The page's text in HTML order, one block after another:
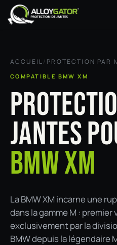
Se rendre au contenu
ACCUEIL/ PROTECTION PAR
COMPATIBLE BMW XM
JANTES
BMW XM
La BMW XM incarne une
dans la gamme M :
exclusivement par la
BMW depuis la légendaire